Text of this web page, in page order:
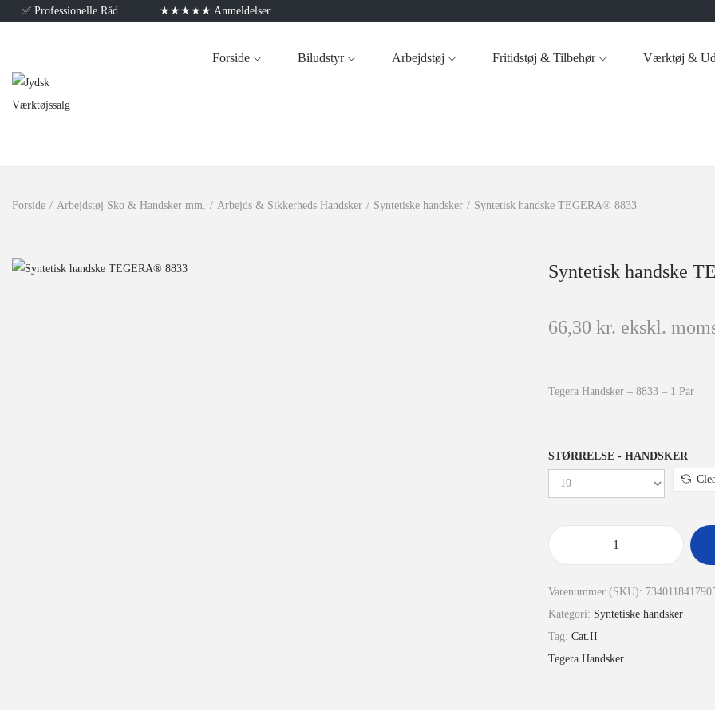
✅ Professionelle Råd ★★★★★ Anmeldelser
Forside Biludstyr Arbejdstøj Fritidstøj & Tilbehør Værktøj &
Forside / Arbejdstøj Sko & Handsker mm. / Arbejds & Sikkerheds Handsker / Syntetiske handsker / Syntetisk handske TEGERA® 8833
Syntetisk handske
66,30 kr. ekskl.
Tegera Handsker – 8833 – 1 Par
STØRRELSE - HANDSKER
Varenummer (SKU):
Kategori: Syntetiske handsker
Tag: Cat.II
Tegera Handsker